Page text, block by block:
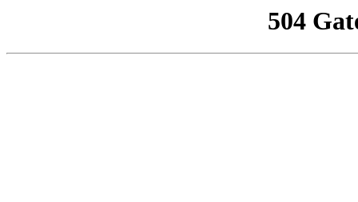
504